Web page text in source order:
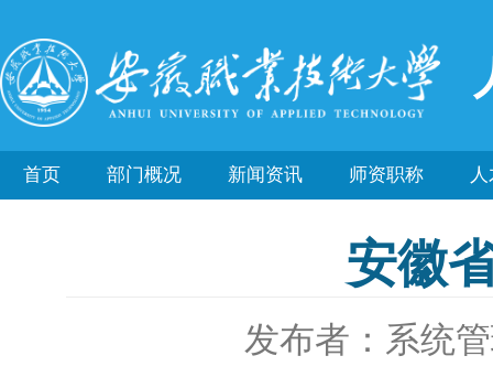
首页 部门概况 新闻资讯 师资职称
安徽
发布者：系统